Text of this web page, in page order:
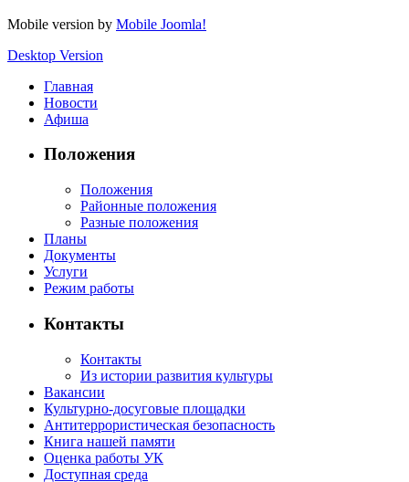
Mobile version by Mobile Joomla!
Desktop Version
Главная
Новости
Афиша
Положения
Положения
Районные положения
Разные положения
Планы
Документы
Услуги
Режим работы
Контакты
Контакты
Из истории развития культуры
Вакансии
Культурно-досуговые площадки
Антитеррористическая безопасность
Книга нашей памяти
Оценка работы УК
Доступная среда